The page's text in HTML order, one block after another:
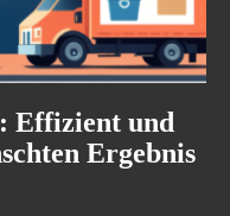
Effizient und
Ergebnis